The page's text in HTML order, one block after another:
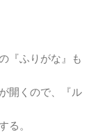
『ふりがな』も
開くので、『ル
。